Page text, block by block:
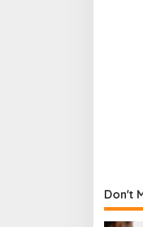
Don't